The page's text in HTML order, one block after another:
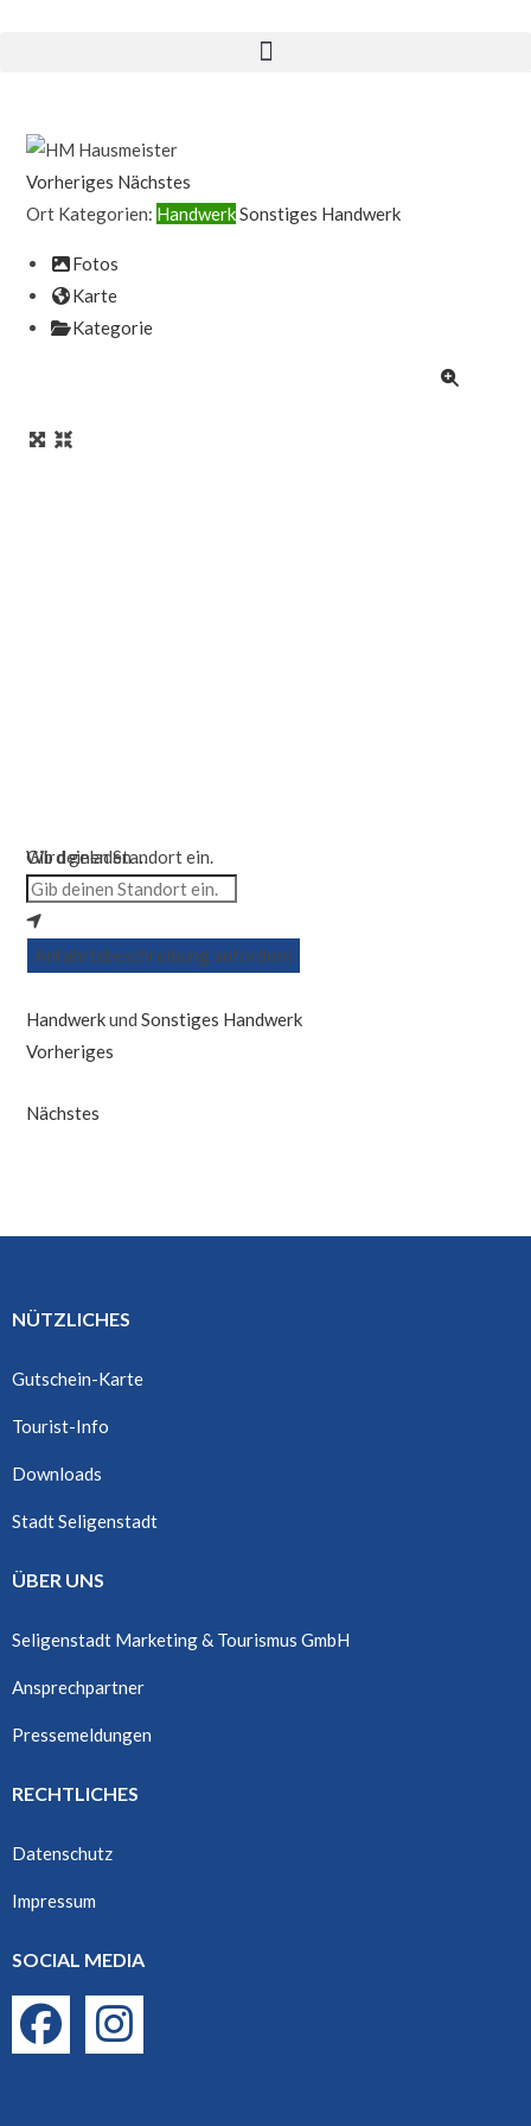
Vorheriges Nächstes
Ort Kategorien: HandwerkSonstiges Handwerk
Fotos
Karte
Kategorie
Wird geladen …
Gib deinen Standort ein.
Anfahrtsbeschreibung anfordern
HandwerkundSonstiges Handwerk
Vorheriges
Nächstes
NÜTZLICHES
Gutschein-Karte
Tourist-Info
Downloads
Stadt Seligenstadt
ÜBER UNS
Seligenstadt Marketing & Tourismus GmbH
Ansprechpartner
Pressemeldungen
RECHTLICHES
Datenschutz
Impressum
SOCIAL MEDIA